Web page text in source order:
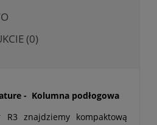
(0)
- Kolumna podłogowa
znajdziemy kompaktową